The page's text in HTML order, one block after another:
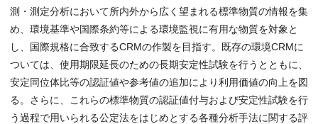
測・測定分析において所内外から広く望まれる標準物質の情報を集
め、環境基準や国際条約等による環境監視に有用な物質を対象と
し、国際規格に合致するCRMの作製を目指す。既存の環境CRMに
ついては、使用期限延長のための長期安定性試験を行うとともに、
安定同位体比等の認証値や参考値の追加により利用価値の向上を図
る。さらに、これらの標準物質の認証値付与および安定性試験を行
う過程で用いられる公定法をはじめとする各種分析手法に関する評